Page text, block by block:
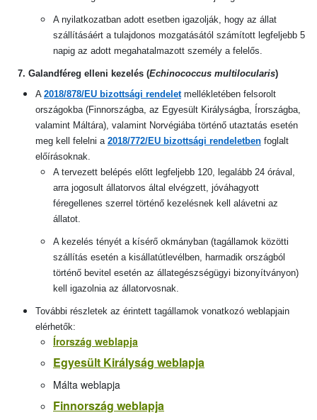
A nyilatkozatban adott esetben igazolják, hogy az állat
szállításáért a tulajdonos mozgatásától számított legfeljebb 5
napig az adott megahatalmazott személy a felelős.
7. Galandféreg elleni kezelés (Echinococcus multilocularis)
A 2018/878/EU bizottsági rendeletmellékletében felsorolt
országokba (Finnországba, az Egyesült Királyságba, Írországba,
valamint Máltára), valamint Norvégiába történő utaztatás esetén
meg kell felelni a 2018/772/EU bizottsági rendeletben foglalt
előírásoknak.
A tervezett belépés előtt legfeljebb 120, legalább 24 órával,
arra jogosult állatorvos által elvégzett, jóváhagyott
féregellenes szerrel történő kezelésnek kell alávetni az
állatot.
A kezelés tényét a kísérő okmányban (tagállamok közötti
szállítás esetén a kisállatútlevélben, harmadik országból
történő bevitel esetén az állategészségügyi bizonyítványon)
kell igazolnia az állatorvosnak.
További részletek az érintett tagállamok vonatkozó weblapjain
elérhetők:
Írország weblapja
Egyesült Királyság weblapja
Málta weblapja
Finnország weblapja